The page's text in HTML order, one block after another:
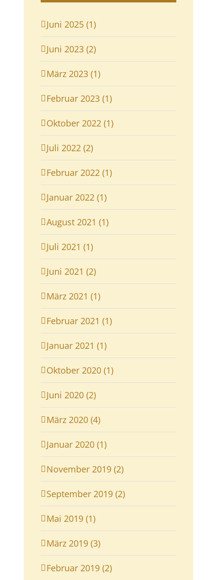
Juni 2025 (1)
Juni 2023 (2)
März 2023 (1)
Februar 2023 (1)
Oktober 2022 (1)
Juli 2022 (2)
Februar 2022 (1)
Januar 2022 (1)
August 2021 (1)
Juli 2021 (1)
Juni 2021 (2)
März 2021 (1)
Februar 2021 (1)
Januar 2021 (1)
Oktober 2020 (1)
Juni 2020 (2)
März 2020 (4)
Januar 2020 (1)
November 2019 (2)
September 2019 (2)
Mai 2019 (1)
März 2019 (3)
Februar 2019 (2)